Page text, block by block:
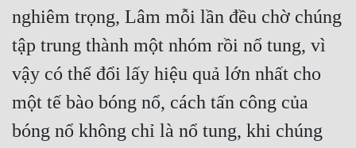
Phản Phái
Quan Trường
Quân Sự
nghiêm trọng, Lâm mỗi lần đều chờ chúng
tập trung thành một nhóm rồi nổ tung, vì
vậy có thể đổi lấy hiệu quả lớn nhất cho
một tế bào bóng nổ, cách tấn công của
bóng nổ không chỉ là nổ tung, khi chúng